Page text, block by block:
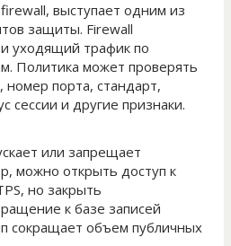
выступает одним из
защиты. Firewall
уходящий трафик по
Политика может проверять
порта, стандарт,
сессии и другие признаки.
или запрещает
можно открыть доступ к
но закрыть
к базе записей
сокращает объем публичных